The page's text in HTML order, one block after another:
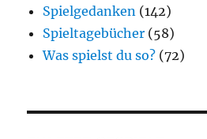
Spielgedanken (142)
Spieltagebücher (58)
Was spielst du so? (72)